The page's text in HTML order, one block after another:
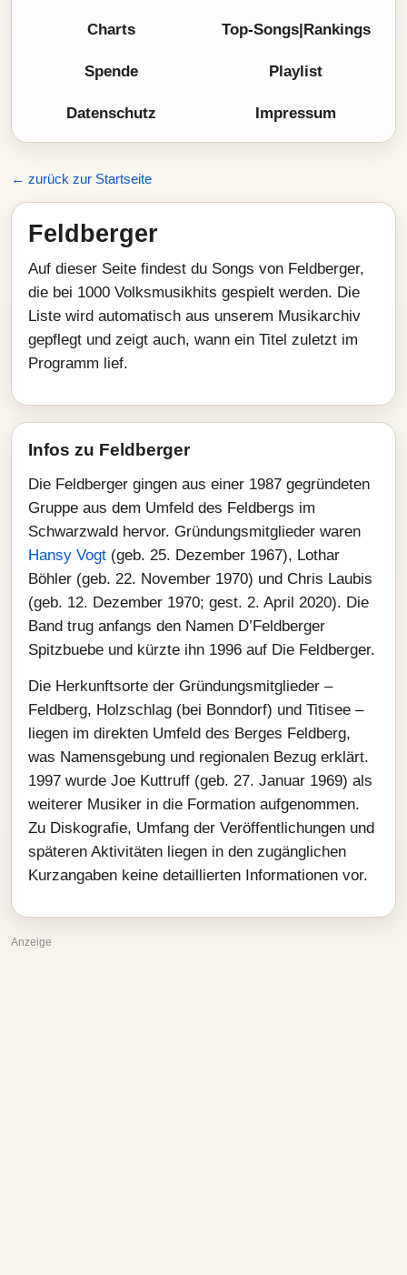
Charts Top-Songs|Rankings
Spende Playlist
Datenschutz Impressum
← zurück zur Startseite
Feldberger
Auf dieser Seite findest du Songs von Feldberger,
die bei 1000 Volksmusikhits gespielt werden. Die
Liste wird automatisch aus unserem Musikarchiv
gepflegt und zeigt auch, wann ein Titel zuletzt im
Programm lief.
Infos zu Feldberger
Die Feldberger gingen aus einer 1987 gegründeten
Gruppe aus dem Umfeld des Feldbergs im
Schwarzwald hervor. Gründungsmitglieder waren
Hansy Vogt (geb. 25. Dezember 1967), Lothar
Böhler (geb. 22. November 1970) und Chris Laubis
(geb. 12. Dezember 1970; gest. 2. April 2020). Die
Band trug anfangs den Namen D’Feldberger
Spitzbuebe und kürzte ihn 1996 auf Die Feldberger.
Die Herkunftsorte der Gründungsmitglieder –
Feldberg, Holzschlag (bei Bonndorf) und Titisee –
liegen im direkten Umfeld des Berges Feldberg,
was Namensgebung und regionalen Bezug erklärt.
1997 wurde Joe Kuttruff (geb. 27. Januar 1969) als
weiterer Musiker in die Formation aufgenommen.
Zu Diskografie, Umfang der Veröffentlichungen und
späteren Aktivitäten liegen in den zugänglichen
Kurzangaben keine detaillierten Informationen vor.
Anzeige